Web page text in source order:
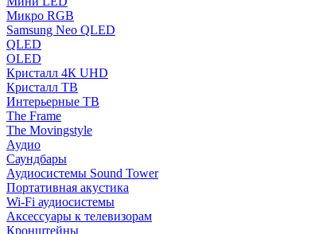
Микро RGB
Samsung Neo QLED
QLED
OLED
Кристалл 4К UHD
Кристалл ТВ
Интерьерные ТВ
The Frame
The Movingstyle
Аудио
Саундбары
Аудиосистемы Sound Tower
Портативная акустика
Wi-Fi аудиосистемы
Аксессуары к телевизорам
Кронштейны